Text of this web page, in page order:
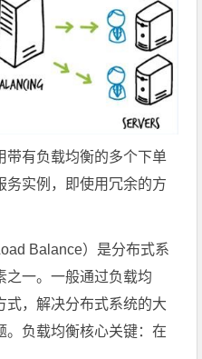
带有负载均衡的多个下单
务实例，即使用冗余的方
Balance）是分布式系
之一。一般通过负载均
式，解决分布式系统的大
。负载均衡核心关键：在